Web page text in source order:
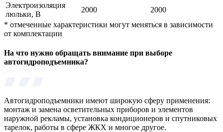
Электроизоляция
люльки, В
2000
2000
* отмеченные характеристики могут меняться в зависимости
от комплектации
На что нужно обращать внимание при выборе
автогидроподъемника?
Автогидроподъемники имеют широкую сферу применения:
монтаж и замена осветительных приборов и элементов
наружной рекламы, установка кондиционеров и спутниковых
тарелок, работы в сфере ЖКХ и многое другое.